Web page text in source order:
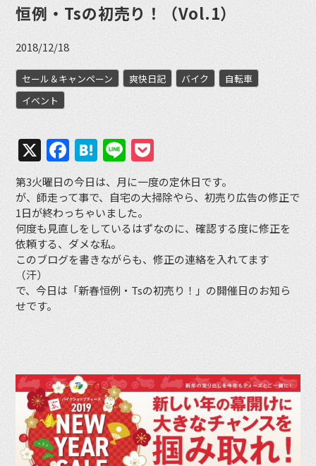
恒例・Tsの初売り！（Vol.1）
2018/12/18
セール＆キャンペーン 爽快日記 バイク
自転車
イベント
X Facebook
Hatena
Line
第3火曜日の今日は、月に一度の定休日です。
が、師走って事で、自宅の大掃除やら、初売り広告の修正で
1日が終わっちゃいました。
何度も見直しをしているはずなのに、確認する度に修正を
依頼する、ダメな私。
このブログを書きながらも、修正の連絡を入れてます
（汗）
で、今日は「新春恒例・Tsの初売り！」の開催日のお知ら
せです。